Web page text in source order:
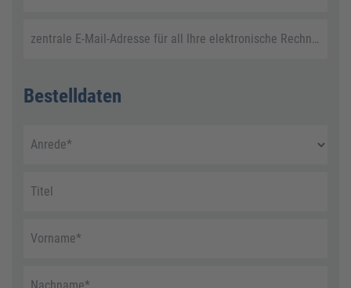
zentrale E-Mail-Adresse für all Ihre elektronische Rechnungen
Bestelldaten
Anrede*
Titel
Vorname*